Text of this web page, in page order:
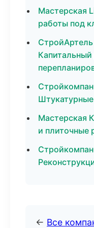
Мастерская
работы под
Мастерская
и плиточные
← Все